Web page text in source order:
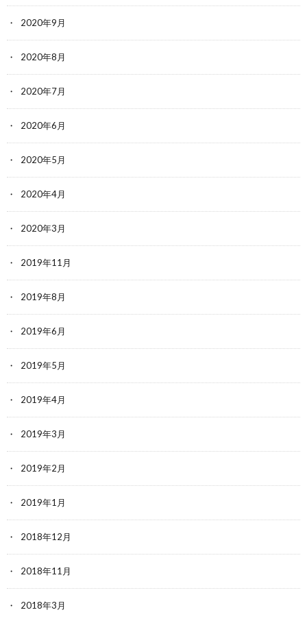
2020年9月
2020年8月
2020年7月
2020年6月
2020年5月
2020年4月
2020年3月
2019年11月
2019年8月
2019年6月
2019年5月
2019年4月
2019年3月
2019年2月
2019年1月
2018年12月
2018年11月
2018年3月